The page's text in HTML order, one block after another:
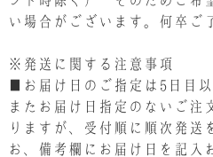
い場合がございます。何卒ご
※発送に関する注意事項
■お届け日のご指定は5日目以
またお届け日指定のないご注
りますが、受付順に順次発送
お、備考欄にお届け日を記入